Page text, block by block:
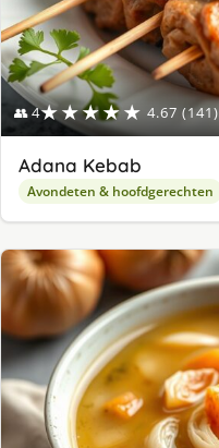
👥 4★★★★★ 4.67 (141)
Adana Kebab
Avondeten & hoofdgerechten